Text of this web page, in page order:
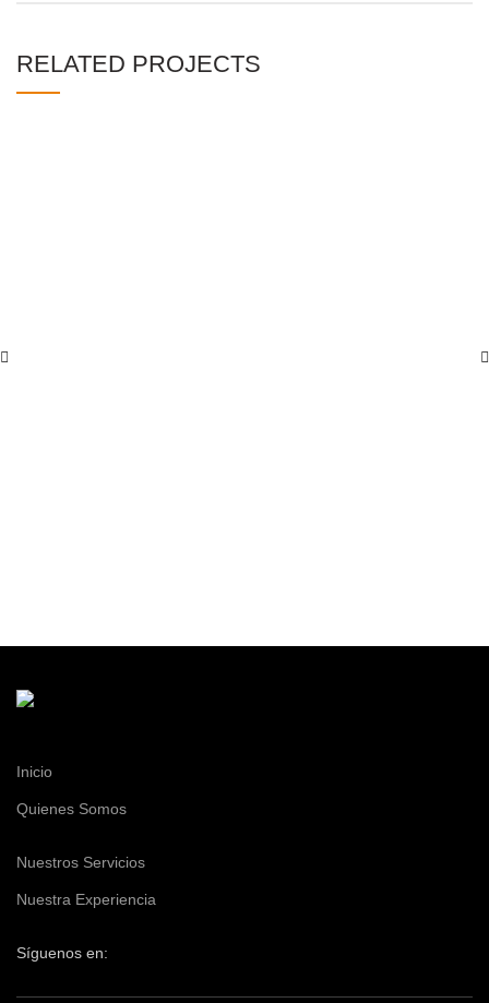
RELATED PROJECTS
Inicio
Quienes Somos
Nuestros Servicios
Nuestra Experiencia
Síguenos en: